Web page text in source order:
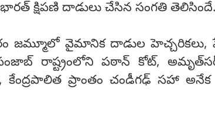
క్షిపణి దాడులు చేసిన సంగతి తెలిసిందే.
జమ్మూలో వైమానిక దాడుల హెచ్చరికలు,
రాష్ట్రంలోని పఠాన్ కోట్,
ప్రాంతం చండీగఢ్ సహా అనేక